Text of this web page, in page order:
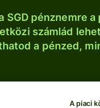
SGD pénznemre
számlád
a pénzed,
A piaci